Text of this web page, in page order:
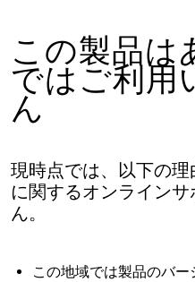
この製品は
ではご利用
ん
現時点では、以下の
に関するオンライン
ん。
この地域では製品のバ